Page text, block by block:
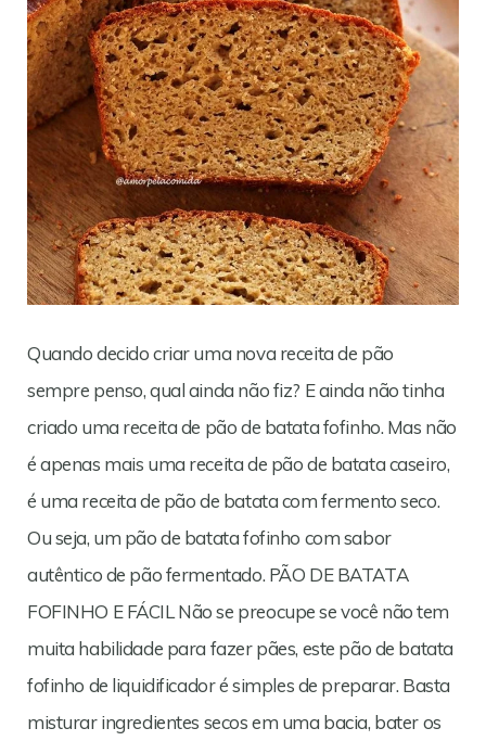
Quando decido criar uma nova receita de pão
sempre penso, qual ainda não fiz? E ainda não tinha
criado uma receita de pão de batata fofinho. Mas não
é apenas mais uma receita de pão de batata caseiro,
é uma receita de pão de batata com fermento seco.
Ou seja, um pão de batata fofinho com sabor
autêntico de pão fermentado. PÃO DE BATATA
FOFINHO E FÁCIL Não se preocupe se você não tem
muita habilidade para fazer pães, este pão de batata
fofinho de liquidificador é simples de preparar. Basta
misturar ingredientes secos em uma bacia, bater os